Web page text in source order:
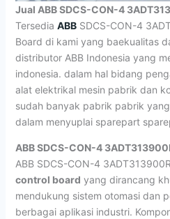
Jual ABB SDCS-CON-4
Tersedia ABBSDCS-CON-4
Board di kami yang baekualitas
distributor ABB Indonesia yang
indonesia. dalam hal bidang
alat elektrikal mesin pabrik dan
sudah banyak pabrik pabrik
dalam menyuplai sparepart
ABB SDCS-CON-4
ABB SDCS-CON-4
control board yang dirancang
mendukung sistem otomasi dan
berbagai aplikasi industri.